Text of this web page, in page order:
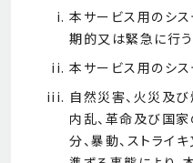
本サービス用のシス
期的又は緊急に行
本サービス用のシ
自然災害、火災及
内乱、革命及び国
分、暴動、ストライ